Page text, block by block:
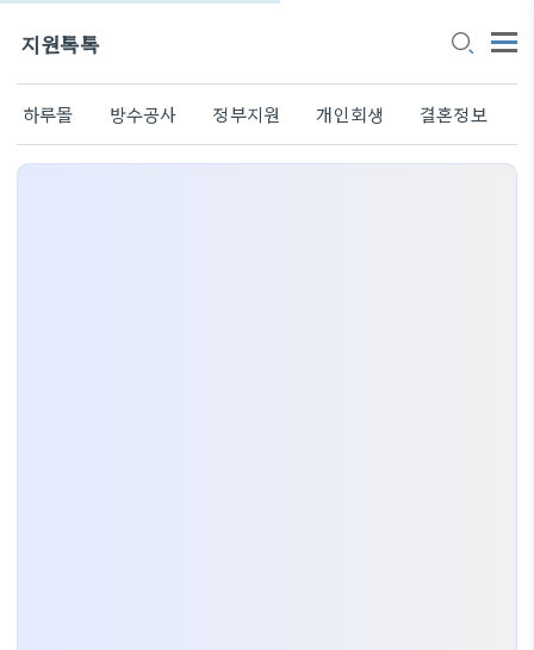
지원톡톡
하루몰 방수공사 정부지원 개인회생 결혼정보